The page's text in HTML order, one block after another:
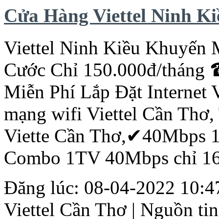
Cửa Hàng Viettel Ninh
Viettel Ninh Kiều Khuyến
Cước Chỉ 150.000đ/
Miễn Phí Lắp Đặt
mạng wifi Viettel Cần Thơ
Viette Cần Thơ,✔40Mbps
Combo 1TV 40Mbps chỉ
Đăng lúc: 08-04-2022
Viettel Cần Thơ | Nguồn